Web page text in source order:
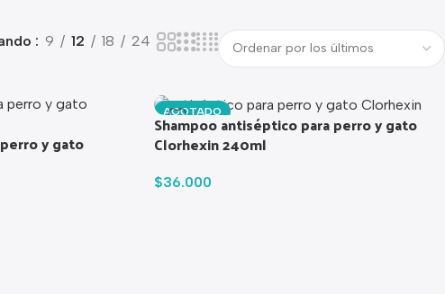
9 12 18 24
y gato
AGOTADO
Shampoo antiséptico para perro y gato
Clorhexin 240ml
$36.000